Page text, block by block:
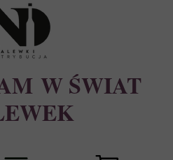
W ŚWIAT